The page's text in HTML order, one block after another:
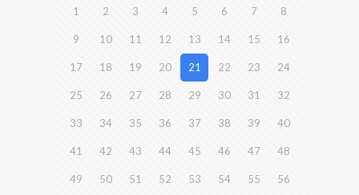
1 2 3 4 5 6 7 8
9 10 11 12 13 14 15 16
17 18 19 20 21 22 23 24
25 26 27 28 29 30 31 32
33 34 35 36 37 38 39 40
41 42 43 44 45 46 47 48
49 50 51 52 53 54 55 56